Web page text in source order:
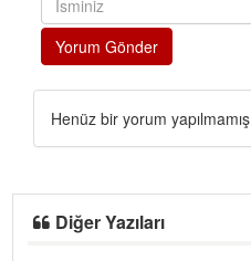
Yorum Gönder
Henüz bir yorum yapılmamış
Diğer Yazıları